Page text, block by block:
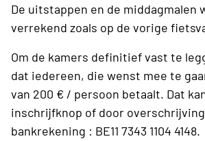
De uitstappen en de middagmalen
verrekend zoals op de vorige
Om de kamers definitief vast te
dat iedereen, die wenst mee te
van 200 € / persoon betaalt. Dat
inschrijfknop of door
bankrekening : BE11 7343 1104